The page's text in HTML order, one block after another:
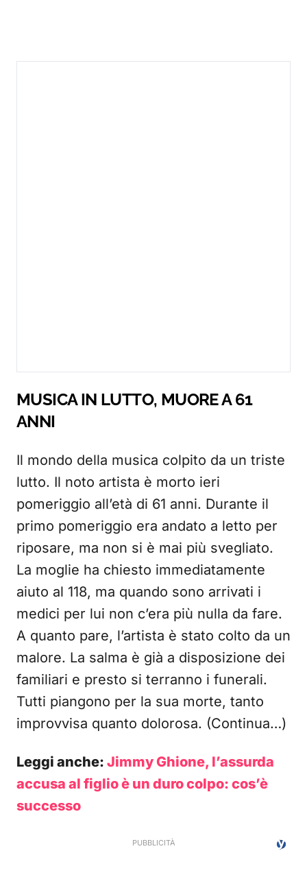
MUSICA IN LUTTO, MUORE A 61
ANNI
Il mondo della musica colpito da un triste
lutto. Il noto artista è morto ieri
pomeriggio all’età di 61 anni. Durante il
primo pomeriggio era andato a letto per
riposare, ma non si è mai più svegliato.
La moglie ha chiesto immediatamente
aiuto al 118, ma quando sono arrivati i
medici per lui non c’era più nulla da fare.
A quanto pare, l’artista è stato colto da un
malore. La salma è già a disposizione dei
familiari e presto si terranno i funerali.
Tutti piangono per la sua morte, tanto
improvvisa quanto dolorosa. (Continua…)
Leggi anche: Jimmy Ghione, l’assurda
accusa al figlio è un duro colpo: cos’è
successo